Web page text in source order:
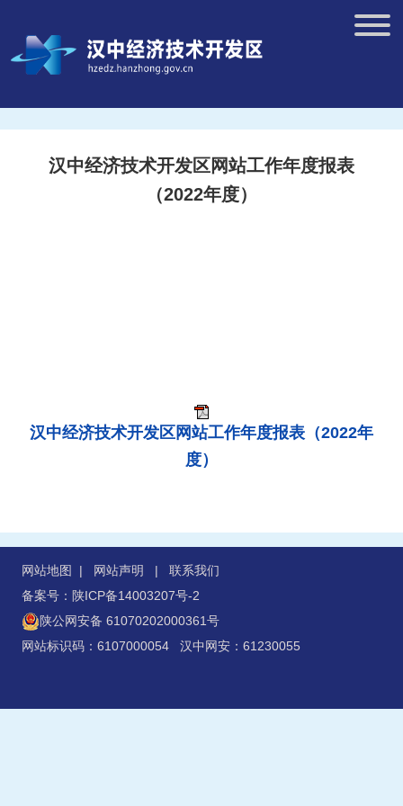
汉中经济技术开发区网站工作年度报表
（2022年度）
汉中经济技术开发区网站工作年度报表（2022年
度）
网站地图 | 网站声明 | 联系我们
备案号：陕ICP备14003207号-2
陕公网安备 61070202000361号
网站标识码：6107000054 汉中网安：61230055